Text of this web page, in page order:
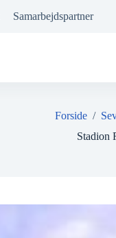
Samarbejdspartner
Forside /
Stadion